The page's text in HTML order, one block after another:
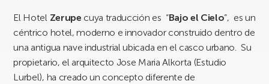
El Hotel Zerupe cuya traducción es “Bajo el Cielo”, es un
céntrico hotel, moderno e innovador construido dentro de
una antigua nave industrial ubicada en el casco urbano. Su
propietario, el arquitecto Jose Maria Alkorta (Estudio
Lurbel), ha creado un concepto diferente de